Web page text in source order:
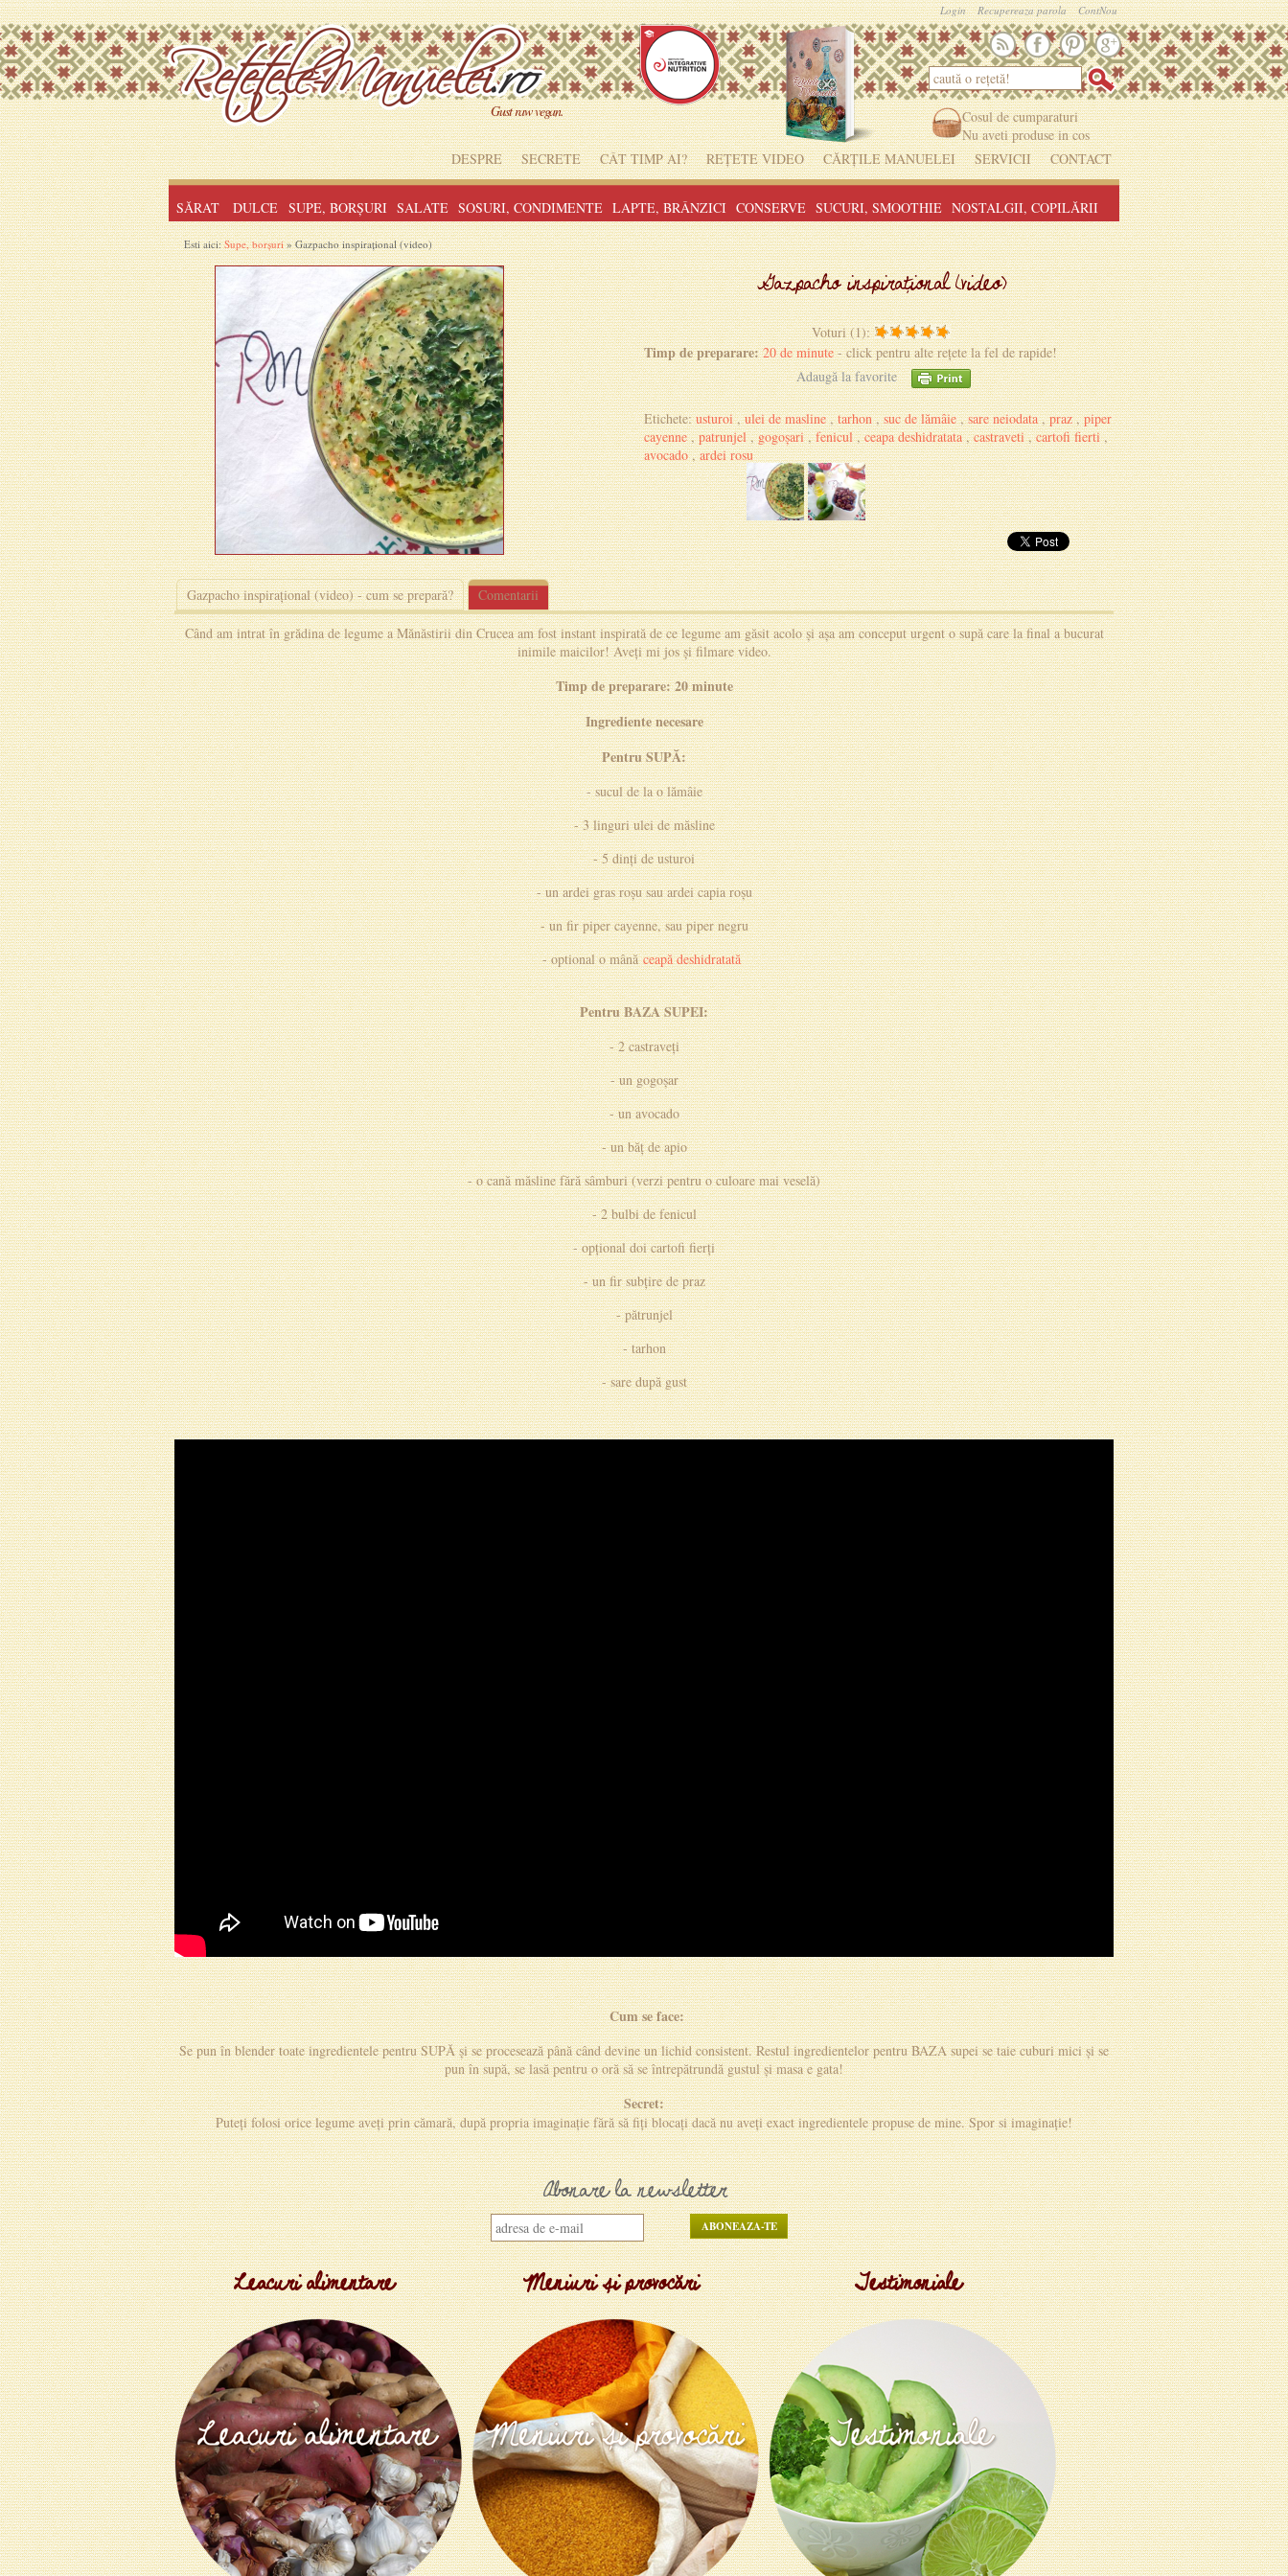
Login Recupereaza parola ContNou
Gust raw vegan.
Cosul de cumparaturi
Nu aveti produse in cos
DESPRE
SECRETE CÂT TIMP AI? REȚETE VIDEO CĂRȚILE MANUELEI SERVICII CONTACT
SĂRAT DULCE SUPE, BORȘURI SALATE SOSURI, CONDIMENTE LAPTE, BRÂNZICI CONSERVE SUCURI, SMOOTHIE NOSTALGII, COPILĂRII
Esti aici:Supe, borșuri» Gazpacho inspirațional (video)
Gazpacho inspirațional (video)
Voturi (1):
Timp de preparare: 20 de minute- click pentru alte rețete la fel de rapide!
Adaugă la favorite
Etichete:usturoi,ulei de masline,tarhon,suc de lămâie,sare neiodata,praz,piper
cayenne,patrunjel,gogoșari,fenicul,ceapa deshidratata,castraveti,cartofi fierti,
avocado,ardei rosu
Gazpacho inspirațional (video) - cum se prepară? Comentarii
Când am intrat în grădina de legume a Mănăstirii din Crucea am fost instant inspirată de ce legume am găsit acolo și așa am conceput urgent o supă care la final a bucurat
inimile maicilor! Aveți mi jos și filmare video.
Timp de preparare: 20 minute
Ingrediente necesare
Pentru SUPĂ:
- sucul de la o lămâie
- 3 linguri ulei de măsline
- 5 dinți de usturoi
- un ardei gras roșu sau ardei capia roșu
- un fir piper cayenne, sau piper negru
- optional o mânăceapă deshidratată
Pentru BAZA SUPEI:
- 2 castraveți
- un gogoșar
- un avocado
- un băț de apio
- o cană măsline fără sâmburi (verzi pentru o culoare mai veselă)
- 2 bulbi de fenicul
- opțional doi cartofi fierți
- un fir subțire de praz
- pătrunjel
- tarhon
- sare după gust
Cum se face:
Se pun în blender toate ingredientele pentru SUPĂ și se procesează până când devine un lichid consistent. Restul ingredientelor pentru BAZA supei se taie cuburi mici și se
pun în supă, se lasă pentru o oră să se întrepătrundă gustul și masa e gata!
Secret:
Puteți folosi orice legume aveți prin cămară, după propria imaginație fără să fiți blocați dacă nu aveți exact ingredientele propuse de mine. Spor si imaginație!
Abonare la newsletter
Leacuri alimentare Meniuri și provocări Testimoniale